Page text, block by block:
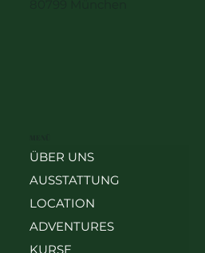
ÜBER UNS
AUSSTATTUNG
LOCATION
ADVENTURES
KURSE